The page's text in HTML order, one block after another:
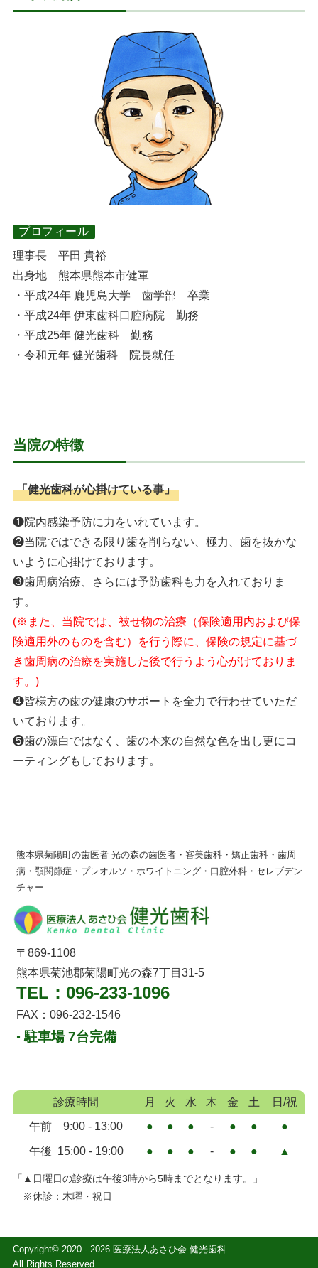
プロフィール
理事長 平田 貴裕
出身地 熊本県熊本市健軍
・平成24年 鹿児島大学 歯学部 卒業
・平成24年 伊東歯科口腔病院 勤務
・平成25年 健光歯科 勤務
・令和元年 健光歯科 院長就任
当院の特徴
「健光歯科が心掛けている事」
❶院内感染予防に力をいれています。
❷当院ではできる限り歯を削らない、極力、歯を抜かな
いように心掛けております。
❸歯周病治療、さらには予防歯科も力を入れておりま
す。
(※また、当院では、被せ物の治療（保険適用内および保
険適用外のものを含む）を行う際に、保険の規定に基づ
き歯周病の治療を実施した後で行うよう心がけておりま
す。)
❹皆様方の歯の健康のサポートを全力で行わせていただ
いております。
❺歯の漂白ではなく、歯の本来の自然な色を出し更にコ
ーティングもしております。
熊本県菊陽町の歯医者 光の森の歯医者・審美歯科・矯正歯科・歯周
病・顎関節症・プレオルソ・ホワイトニング・口腔外科・セレブデン
チャー
〒869-1108
熊本県菊池郡菊陽町光の森7丁目31-5
TEL： 096-233-1096
FAX：096-232-1546
● 駐車場 7台完備
診療時間 月 火 水 木 金 土
日/祝
午前 9:00 - 13:00
● ● ● - ● ● ●
午後 15:00 - 19:00 ● ● ● - ● ● ▲
「▲日曜日の診療は午後3時から5時までとなります。」
※休診：木曜・祝日
Copyright©️ 2020 - 2026 医療法人あさひ会 健光歯科
All Rights Reserved.